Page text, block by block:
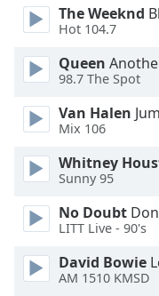
window.
Text
Color
Opacity
Text
Background
Color
Opacity
The Weeknd
Hot 104.7
Queen
98.7 The Spot
Van Halen
Mix 106
Whitney
Sunny 95
No Doubt
LITT Live - 90's
David Bowie
AM 1510 KMSD